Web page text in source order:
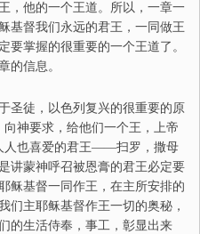
，他的一个王道。所以，一章一
基督我们永远的君王，一同做王
要掌握的很重要的一个王道了。
的信息。
圣徒，以色列复兴的很重要的原
神要求，给他们一个王，上帝
人也喜爱的君王——扫罗，撒母
讲蒙神呼召被恩膏的君王必定要
稣基督一同作王，在主所安排的
们主耶稣基督作王一切的奥秘，
的生活侍奉，事工，彰显出来